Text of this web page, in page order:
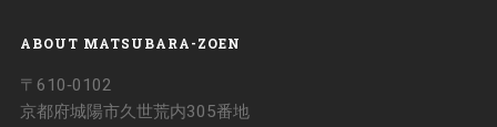
ABOUT MATSUBARA-ZOEN
〒610‐0102
京都府城陽市久世荒内305番地